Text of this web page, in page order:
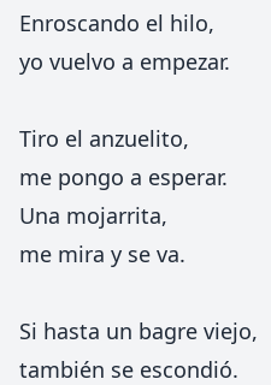
Enroscando el hilo,
yo vuelvo a empezar.
Tiro el anzuelito,
me pongo a esperar.
Una mojarrita,
me mira y se va.
Si hasta un bagre viejo,
también se escondió.